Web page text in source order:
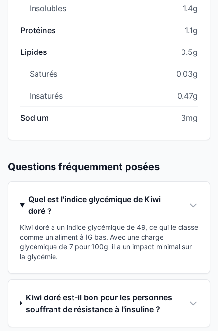
Insolubles 1.4g
Protéines 1.1g
Lipides 0.5g
Saturés 0.03g
Insaturés 0.47g
Sodium 3mg
Questions fréquemment posées
Quel est l'indice glycémique de Kiwi
doré ?
Kiwi doré a un indice glycémique de 49, ce qui le classe
comme un aliment à IG bas. Avec une charge
glycémique de 7 pour 100g, il a un impact minimal sur
la glycémie.
Kiwi doré est-il bon pour les personnes
souffrant de résistance à l'insuline ?